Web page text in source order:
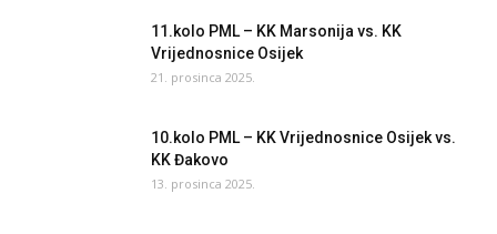
11.kolo PML – KK Marsonija vs. KK
Vrijednosnice Osijek
21. prosinca 2025.
10.kolo PML – KK Vrijednosnice Osijek vs.
KK Đakovo
13. prosinca 2025.